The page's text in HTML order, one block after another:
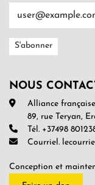
NOUS
Alliance
89, rue Teryan,
Tél. +37498
Courriel.
Conception et